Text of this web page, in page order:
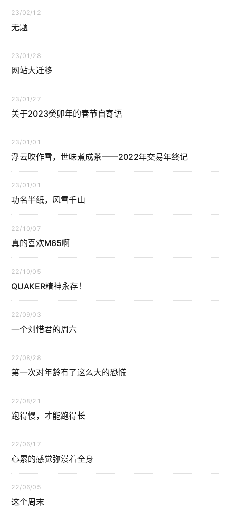
23/02/12
无题
23/01/28
网站大迁移
23/01/27
关于2023癸卯年的春节自寄语
23/01/01
浮云吹作雪，世味煮成茶——2022年交易年终记
23/01/01
功名半纸，风雪千山
22/10/07
真的喜欢M65啊
22/10/05
QUAKER精神永存！
22/09/03
一个刘惜君的周六
22/08/28
第一次对年龄有了这么大的恐慌
22/08/21
跑得慢，才能跑得长
22/06/17
心累的感觉弥漫着全身
22/06/05
这个周末